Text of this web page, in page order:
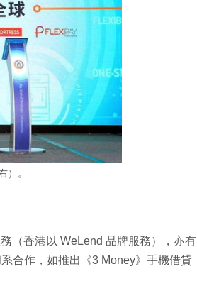
）。
（香港以 WeLend 品牌服務），亦有
合作，如推出《3 Money》手機借貸